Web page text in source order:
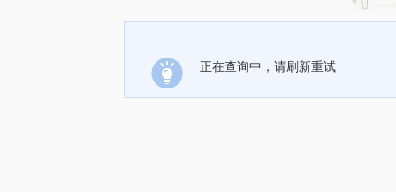
正在查询中，请刷新重试